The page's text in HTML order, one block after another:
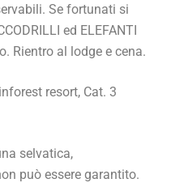
Se fortunati si
ed ELEFANTI
Rientro al lodge e cena.
resort, Cat. 3
selvatica,
può essere garantito.